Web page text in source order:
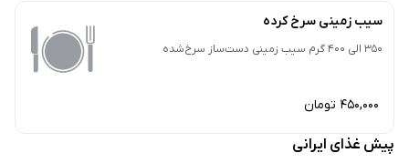
سیب زمینی سرخ کرده
350 الی 400 گرم سیب زمینی دست‌ساز سرخ‌شده
450,000 تومان
پیش غذای ایرانی